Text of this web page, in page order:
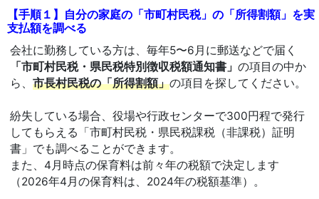
【手順１】自分の家庭の「市町村民税」の「所得割額」を実
支払額を調べる
会社に勤務している方は、毎年5〜6月に郵送などで届く
「市町村民税・県民税特別徴収税額通知書」 の項目の中か
ら、 市長村民税の「所得割額」の項目を探してください。
紛失している場合、役場や行政センターで300円程で発行
してもらえる「市町村民税・県民税課税（非課税）証明
書」でも調べることができます。
また、4月時点の保育料は前々年の税額で決定します
（2026年4月の保育料は、2024年の税額基準）。